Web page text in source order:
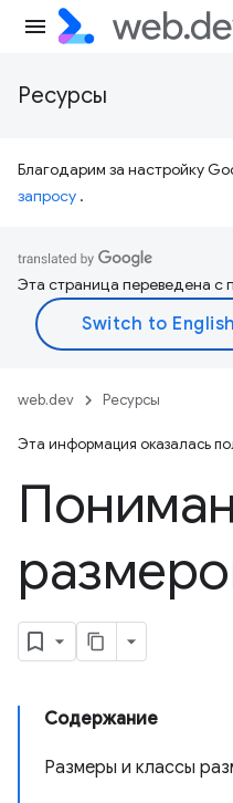
Ресурсы
Благодарим за настройку
запросу .
Эта страница переведена с
web.dev Ресурсы
Эта информация оказалась
Содержание
Размеры и классы